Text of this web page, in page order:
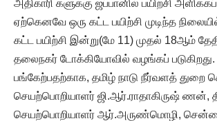
அதிகாரி களுக்கு ஜப்பானில் பயிற்சி அளிக்கப்
ஏற்கெனவே ஒரு கட்ட பயிற்சி முடிந்த
கட்ட பயிற்சி இன்று(மே 11) முதல் 18ஆம்
தலைநகர் டோக்கியோவில் வழங்கப்
பங்கேற்பதற்காக, தமிழ் நாடு நீர்வளத் துறை
செயற்பொறியாளர் ஜி.ஆர்.ராதாகிருஷ் ணன்,
செயற்பொறியாளர் ஆர்.அருண்மொழி,